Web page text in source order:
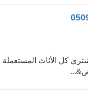
كل الأثاث